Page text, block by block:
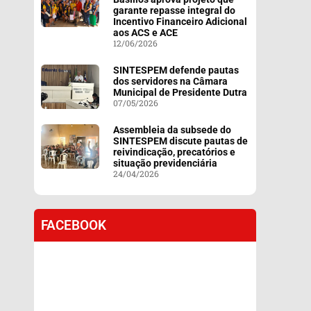
garante repasse integral do
Incentivo Financeiro Adicional
aos ACS e ACE
12/06/2026
SINTESPEM defende pautas
dos servidores na Câmara
Municipal de Presidente Dutra
07/05/2026
Assembleia da subsede do
SINTESPEM discute pautas de
reivindicação, precatórios e
situação previdenciária
24/04/2026
FACEBOOK